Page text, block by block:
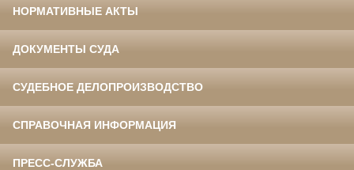
НОРМАТИВНЫЕ АКТЫ
ДОКУМЕНТЫ СУДА
СУДЕБНОЕ ДЕЛОПРОИЗВОДСТВО
СПРАВОЧНАЯ ИНФОРМАЦИЯ
ПРЕСС-СЛУЖБА